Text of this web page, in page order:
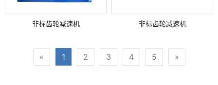
非标齿轮减速机 非标齿轮减速机
« 1 2 3 4 5 »